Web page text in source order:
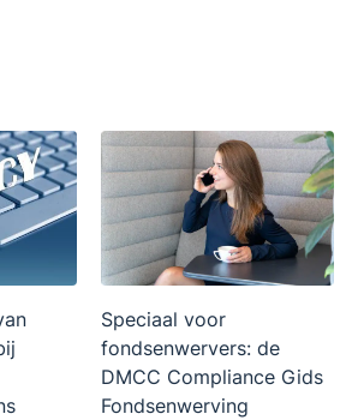
Speciaal voor
fondsenwervers: de
DMCC Compliance Gids
Fondsenwerving